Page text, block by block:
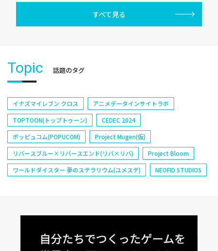
すべて見る
Topic 話題のタグ
イナズマイレブン クロス
アニメデータインサイトラボ
TOPTOON(トップトゥーン)
CEDEC 2024
ポッピュコム(POPUCOM)
Project Mugen(仮)
リバースブルー×リバースエンド(リバ×リバ)
Project Bloom
ワールドダイスター 夢のステラリウム(ユメステ)
NEOFID STUDIOS